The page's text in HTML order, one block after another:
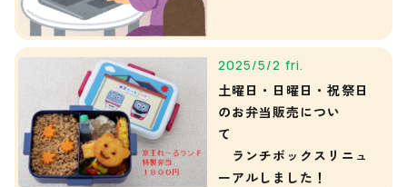
2025/5/2 fri.
土曜日・日曜日・祝祭日
のお弁当販売につい
て
ランチボックスリニュ
ーアルしました！